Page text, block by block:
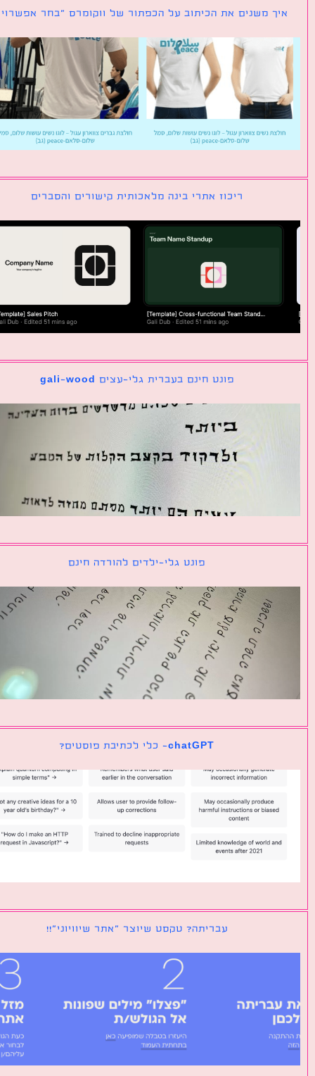
משנים את הכיתוב על הכפתור של ווקומרס ״בחר אפשרויות״
ריכוז אתרי בינה מלאכותית קישורים והסברים
פונט חינם בעברית גלי-עצים gali-wood
פונט גלי-ילדים להורדה חינם
chatGPT- כלי לכתיבת פוסטים?
עבריתה? טקסט שיוצר ״אתר שיוויוני״!!